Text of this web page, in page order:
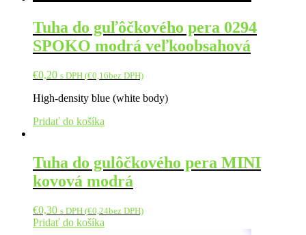
Tuha do guľôčkového pera 0294
SPOKO modrá veľkoobsahová
€0,20 s DPH (€0,16bez DPH)
High-density blue (white body)
Pridať do košíka
Tuha do gulôčkového pera MINI
kovová modrá
€0,30 s DPH (€0,24bez DPH)
Pridať do košíka